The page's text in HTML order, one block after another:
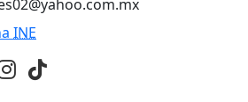
INE